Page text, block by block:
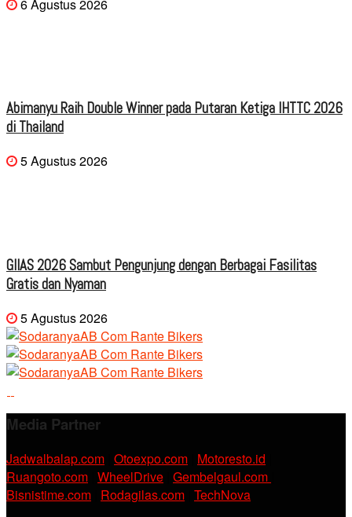
6 Agustus 2026
Abimanyu Raih Double Winner pada Putaran Ketiga IHTTC 2026
di Thailand
5 Agustus 2026
GIIAS 2026 Sambut Pengunjung dengan Berbagai Fasilitas
Gratis dan Nyaman
5 Agustus 2026
Media Partner
Jadwalbalap.com Otoexpo.com Motoresto.id
Ruangoto.com WheelDrive Gembelgaul.com
Bisnistime.com Rodagilas.com TechNova